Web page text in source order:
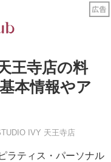
王寺店の料
本情報やア
IVY 天王寺店
ラティス・パーソナル